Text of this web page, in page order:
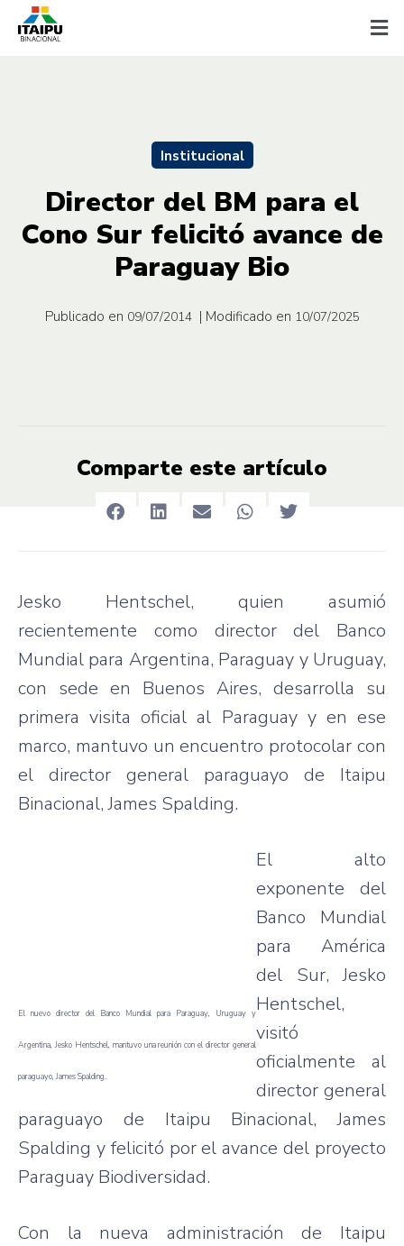
Institucional
Director del BM para el
Cono Sur felicitó avance de
Paraguay Bio
Publicado en 09/07/2014 | Modificado en 10/07/2025
Comparte este artículo
Jesko Hentschel, quien asumió
recientemente como director del Banco
Mundial para Argentina, Paraguay y Uruguay,
con sede en Buenos Aires, desarrolla su
primera visita oficial al Paraguay y en ese
marco, mantuvo un encuentro protocolar con
el director general paraguayo de Itaipu
Binacional, James Spalding.
El nuevo director del Banco Mundial para Paraguay, Uruguay y
Argentina, Jesko Hentschel, mantuvo una reunión con el director general
paraguayo, James Spalding.
El alto
exponente del
Banco Mundial
para América
del Sur, Jesko
Hentschel,
visitó
oficialmente al
director general
paraguayo de Itaipu Binacional, James
Spalding y felicitó por el avance del proyecto
Paraguay Biodiversidad.
Con la nueva administración de Itaipu